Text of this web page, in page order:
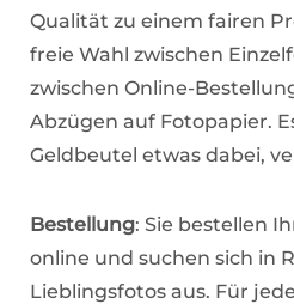
Qualität zu einem fairen
freie Wahl zwischen
zwischen Online-
Abzügen auf Fotopapier.
Geldbeutel etwas dabei,
Bestellung: Sie bestellen
online und suchen sich in
Lieblingsfotos aus. Für